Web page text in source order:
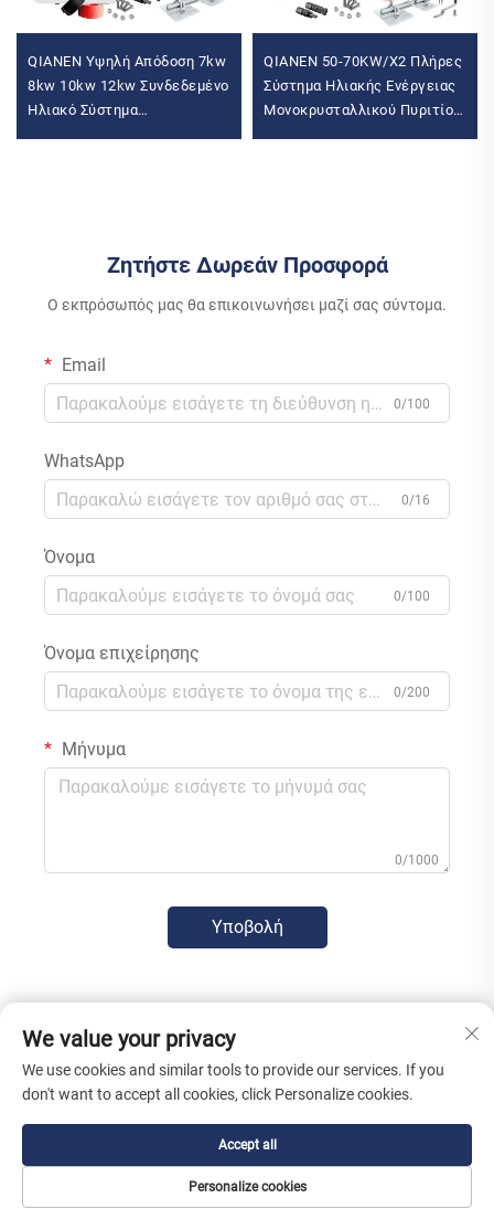
QIANEN Υψηλή Απόδοση 7kw
8kw 10kw 12kw Συνδεδεμένο
Ηλιακό Σύστημα
QIANEN 50-70KW/X2 Πλήρες
Σύστημα Ηλιακής Ενέργειας
Μονοκρυσταλλικού Πυριτίου
Ζητήστε Δωρεάν Προσφορά
Ο εκπρόσωπός μας θα επικοινωνήσει μαζί σας σύντομα.
Email
0/100
WhatsApp
0/16
Όνομα
0/100
Όνομα επιχείρησης
0/200
Μήνυμα
0/1000
Υποβολή
We value your privacy
We use cookies and similar tools to provide our services. If you
don't want to accept all cookies, click Personalize cookies.
Personalize cookies
Accept all